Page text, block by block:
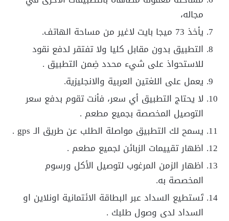
مجاله،
يأخذ 73 ميجا بايت لاغير من مساحة الهاتف.
التطبيق بدون مقابل كليا ولا تفتقر لدفع نقود
للاستحواذ على شيء محدد ضِمن التطبيق .
يعمل على اللغتين العربية والانجليزية.
لا يحتاج التطبيق أي سعر، فأنت تقوم بدفع سعر
التوصيل المخصصة بجميع مطعم .
يسمح لك التطبيق مواصلة الطلب عن طريق الـ gps .
اظهار تقييمات الزبائن لجميع مطعم .
اظهار الزمن المرغوب لتوصيل الأكل ورسوم
المخصصة به.
تَستطيع السداد عبر البطاقة الائتمانية اونلاين او
السداد لدى وصول طلبك .